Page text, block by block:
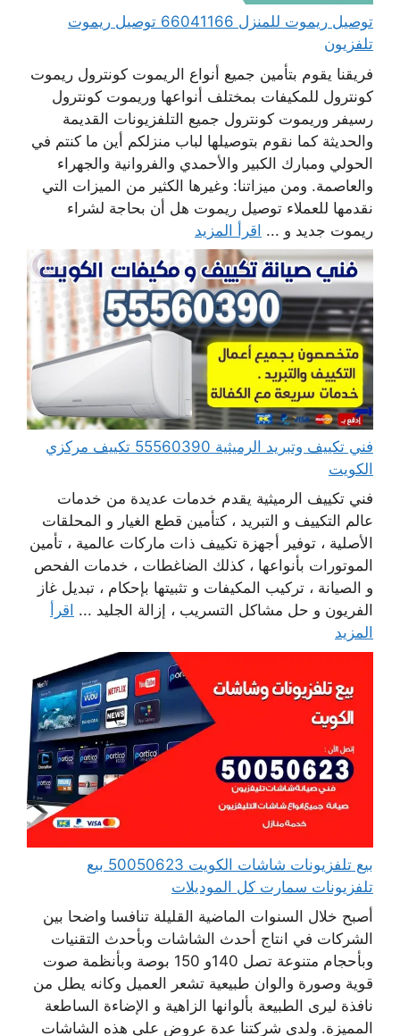
توصيل ريموت للمنزل 66041166 توصيل ريموت
تلفزيون
فريقنا يقوم بتأمين جميع أنواع الريموت كونترول ريموت
كونترول للمكيفات بمختلف أنواعها وريموت كونترول
رسيفر وريموت كونترول جميع التلفزيونات القديمة
والحديثة كما نقوم بتوصيلها لباب منزلكم أين ما كنتم في
الحولي ومبارك الكبير والأحمدي والفروانية والجهراء
والعاصمة. ومن ميزاتنا: وغيرها الكثير من الميزات التي
نقدمها للعملاء توصيل ريموت هل أن بحاجة لشراء
ريموت جديد و ... اقرأ المزيد
فني تكييف وتبريد الرميثية 55560390 تكييف مركزي
الكويت
فني تكييف الرميثية يقدم خدمات عديدة من خدمات
عالم التكييف و التبريد ، كتأمين قطع الغيار و المحلقات
الأصلية ، توفير أجهزة تكييف ذات ماركات عالمية ، تأمين
الموتورات بأنواعها ، كذلك الضاغطات ، خدمات الفحص
و الصيانة ، تركيب المكيفات و تثبيتها بإحكام ، تبديل غاز
الفريون و حل مشاكل التسريب ، إزالة الجليد ... اقرأ
المزيد
بيع تلفزيونات شاشات الكويت 50050623 بيع
تلفزيونات سمارت كل الموديلات
أصبح خلال السنوات الماضية القليلة تنافسا واضحا بين
الشركات في انتاج أحدث الشاشات وبأحدث التقنيات
وبأحجام متنوعة تصل 140و 150 بوصة وبأنظمة صوت
قوية وصورة والوان طبيعية تشعر العميل وكانه يطل من
نافذة ليرى الطبيعة بألوانها الزاهية و الإضاءة الساطعة
المميزة. ولدى شركتنا عدة عروض على هذه الشاشات